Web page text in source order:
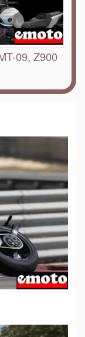
09, Z900